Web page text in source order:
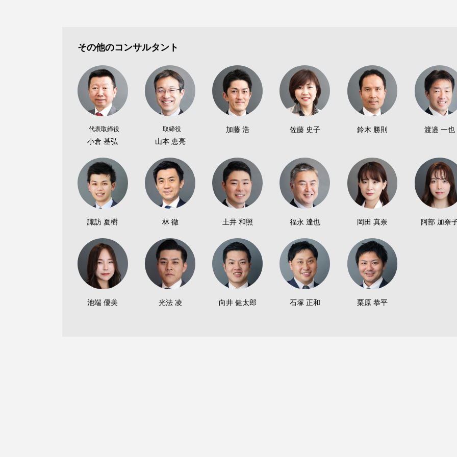
その他のコンサルタント
代表取締役
小倉 基弘
取締役
山本 恵亮
加藤 浩 佐藤 史子 鈴木 勝則 渡邉 一也
諏訪 夏樹 林 徹 土井 和照 福永 達也 岡田 真奈 阿部 加奈
池端 優美 光法 凌 向井 健太郎 石塚 正和 栗原 恭平